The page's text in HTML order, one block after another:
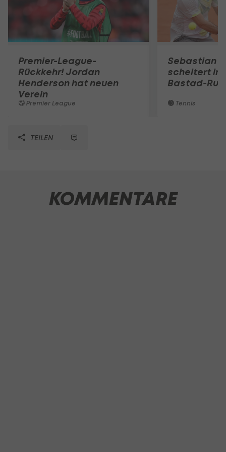
Premier-League-
Rückkehr! Jordan
Henderson hat neuen
Verein
Premier League
Sebastian
scheitert in
Bastad-
Tennis
TEILEN
KOMMENTARE